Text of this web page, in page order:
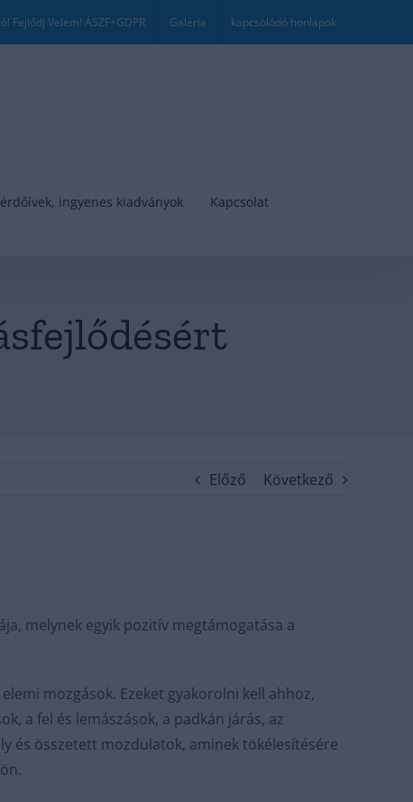
Fejlődj Velem! ÁSZF+GDPR Galéria kapcsolódó honlapok
ingyenes kiadványok Kapcsolat
Előző Következő
melynek egyik pozitív megtámogatása a
mozgások. Ezeket gyakorolni kell ahhoz,
a fel és lemászások, a padkán járás, az
és összetett mozdulatok, aminek tökélesítésére